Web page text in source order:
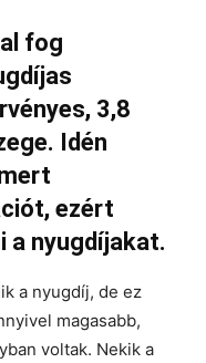
fog
3,8
Idén
ezért
a nyugdíjakat.
a nyugdíj, de ez
magasabb,
voltak. Nekik a